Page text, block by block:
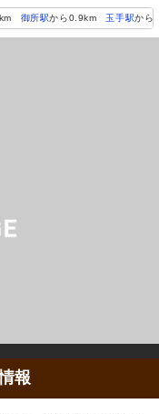
御所駅から0.9km 玉手駅から
報